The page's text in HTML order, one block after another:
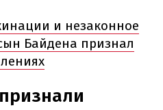
и незаконное
Байдена признал